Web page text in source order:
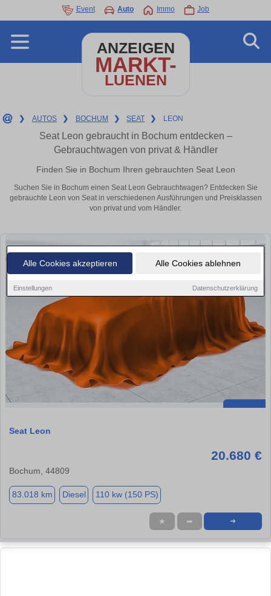
Alle Cookies akzeptieren Alle Cookies ablehnen
Einstellungen Datenschutzerklärung
Event Auto Immo Job
ANZEIGEN
MARKT-
LUENEN
❯ AUTOS ❯ BOCHUM ❯ SEAT ❯ LEON
Seat Leon gebraucht in Bochum entdecken –
Gebrauchtwagen von privat & Händler
Finden Sie in Bochum Ihren gebrauchten Seat Leon
Suchen Sie in Bochum einen Seat Leon Gebrauchtwagen? Entdecken Sie
gebrauchte Leon von Seat in verschiedenen Ausführungen und Preisklassen
von privat und vom Händler.
Seat Leon
20.680 €
Bochum, 44809
83.018 km Diesel 110 kw (150 PS)
★ ➦ ➜